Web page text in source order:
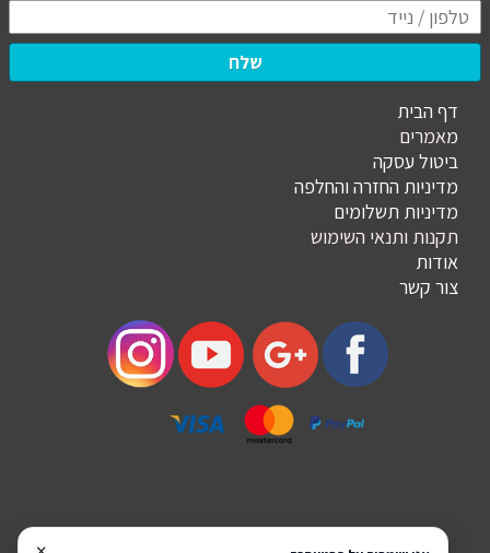
שלח
דף הבית
מאמרים
ביטול עסקה
מדיניות החזרה והחלפה
מדיניות תשלומים
תקנות ותנאי השימוש
אודות
צור קשר